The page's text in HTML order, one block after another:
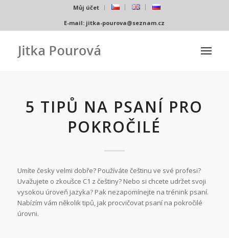
Můj účet
E-mail: jitka-pourova@seznam.cz
5 TIPŮ NA PSANÍ PRO
POKROČILÉ
Umíte česky velmi dobře? Používáte češtinu ve své profesi?
Uvažujete o zkoušce C1 z češtiny? Nebo si chcete udržet svoji
vysokou úroveň jazyka? Pak nezapomínejte na trénink psaní.
Nabízím vám několik tipů, jak procvičovat psaní na pokročilé
úrovni.